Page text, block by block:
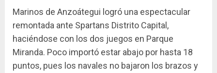
Marinos de Anzoátegui logró una espectacular
remontada ante Spartans Distrito Capital,
haciéndose con los dos juegos en Parque
Miranda. Poco importó estar abajo por hasta 18
puntos, pues los navales no bajaron los brazos y